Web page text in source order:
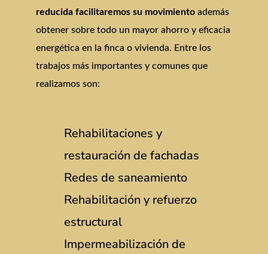
reducida facilitaremos su movimiento además
obtener sobre todo un mayor ahorro y eficacia
energética en la finca o vivienda. Entre los
trabajos más importantes y comunes que
realizamos son:
Rehabilitaciones y
restauración de fachadas
Redes de saneamiento
Rehabilitación y refuerzo
estructural
Impermeabilización de